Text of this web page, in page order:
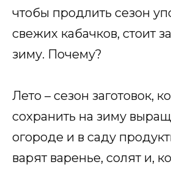
чтобы продлить сезон
свежих кабачков, стоит
зиму. Почему?
Лето – сезон заготовок,
сохранить на зиму
огороде и в саду
варят варенье, солят и,